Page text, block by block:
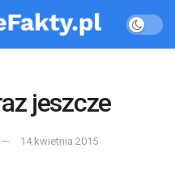
jeszcze
14 kwietnia 2015